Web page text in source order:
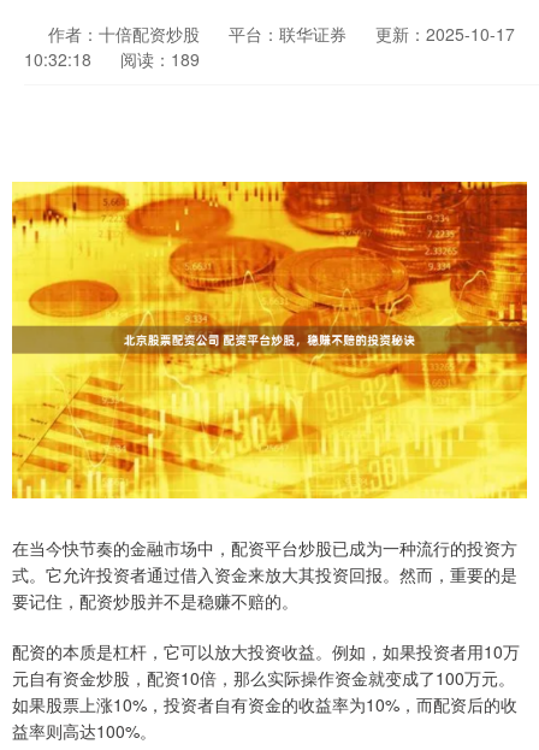
作者：十倍配资炒股 平台：联华证券
更新：2025-10-17
10:32:18
阅读：189
在当今快节奏的金融市场中，配资平台炒股已成为一种流行的投资方
式。它允许投资者通过借入资金来放大其投资回报。然而，重要的是
要记住，配资炒股并不是稳赚不赔的。
配资的本质是杠杆，它可以放大投资收益。例如，如果投资者用10万
元自有资金炒股，配资10倍，那么实际操作资金就变成了100万元。
如果股票上涨10%，投资者自有资金的收益率为10%，而配资后的收
益率则高达100%。